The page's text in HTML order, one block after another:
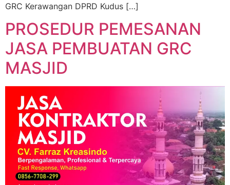
GRC Kerawangan DPRD Kudus […]
PROSEDUR PEMESANAN
JASA PEMBUATAN GRC
MASJID